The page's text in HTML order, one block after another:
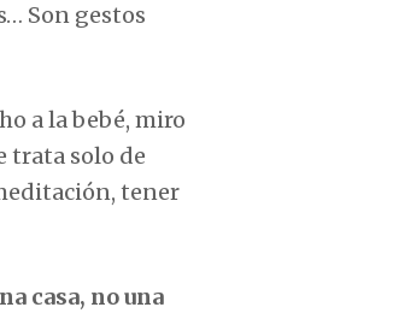
Son gestos
a la bebé, miro
trata solo de
tener
casa, no una